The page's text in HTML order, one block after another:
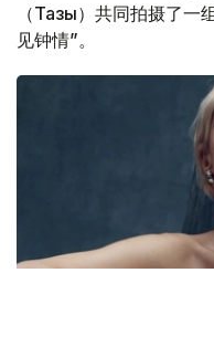
（Тазы）共同拍摄了一
见钟情”。